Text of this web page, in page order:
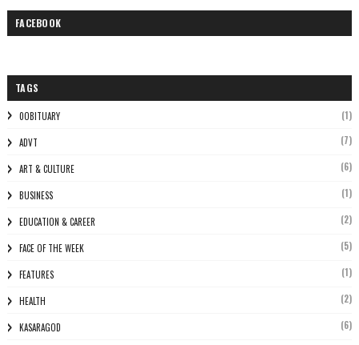
FACEBOOK
TAGS
0OBITUARY (1)
ADVT (7)
ART & CULTURE (6)
BUSINESS (1)
EDUCATION & CAREER (2)
FACE OF THE WEEK (5)
FEATURES (1)
HEALTH (2)
KASARAGOD (6)